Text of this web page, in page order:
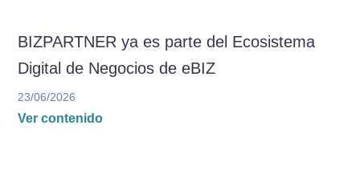
BIZPARTNER ya es parte del Ecosistema
Digital de Negocios de eBIZ
23/06/2026
Ver contenido